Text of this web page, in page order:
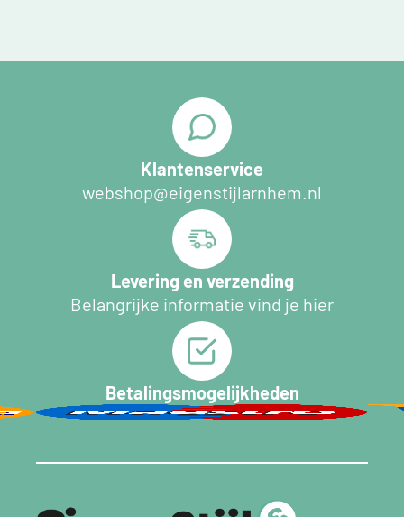
Klantenservice
webshop@eigenstijlarnhem.nl
Levering en verzending
Belangrijke informatie vind je hier
Betalingsmogelijkheden